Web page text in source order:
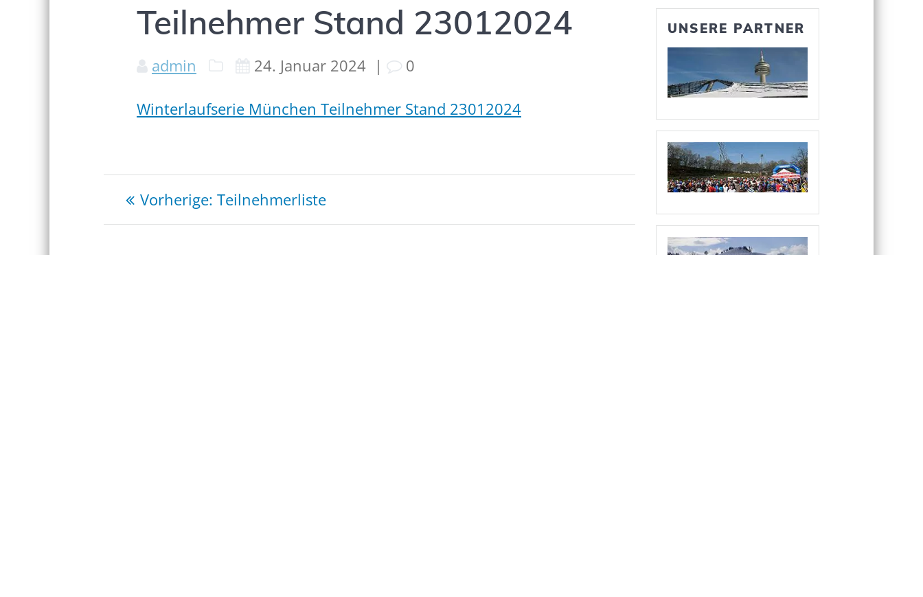
Teilnehmer Stand 23012024
admin 24. Januar 2024 | 0
Winterlaufserie München Teilnehmer Stand 23012024
Beitragsnavigation
Vorherige: Vorheriger
Beitrag:
Teilnehmerliste
UNSERE PARTNER